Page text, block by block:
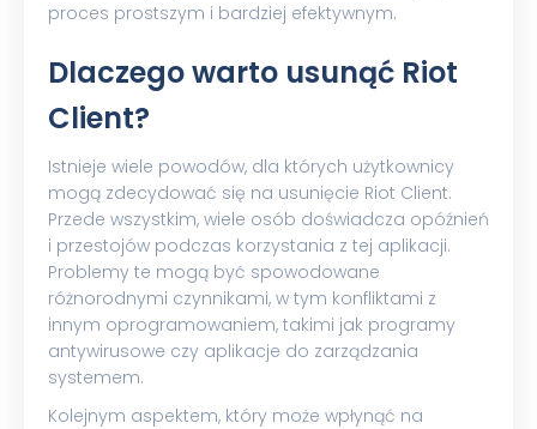
proces prostszym i bardziej efektywnym.
Dlaczego warto usunąć Riot
Client?
Istnieje wiele powodów, dla których użytkownicy
mogą zdecydować się na usunięcie Riot Client.
Przede wszystkim, wiele osób doświadcza opóźnień
i przestojów podczas korzystania z tej aplikacji.
Problemy te mogą być spowodowane
różnorodnymi czynnikami, w tym konfliktami z
innym oprogramowaniem, takimi jak programy
antywirusowe czy aplikacje do zarządzania
systemem.
Kolejnym aspektem, który może wpłynąć na